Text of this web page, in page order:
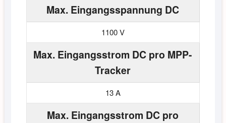
Max. Eingangsspannung DC
1100 V
Max. Eingangsstrom DC pro MPP-
Tracker
13 A
Max. Eingangsstrom DC pro